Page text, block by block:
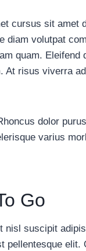
cursus sit amet
diam volutpat
quam. Eleifend
At risus viverra
dolor
varius
Go
suscipit
elit.